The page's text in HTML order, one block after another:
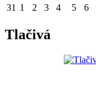
31 1 2 3 4 5 6
Tlačivá